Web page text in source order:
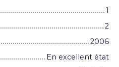
1
2
2006
En excellent état